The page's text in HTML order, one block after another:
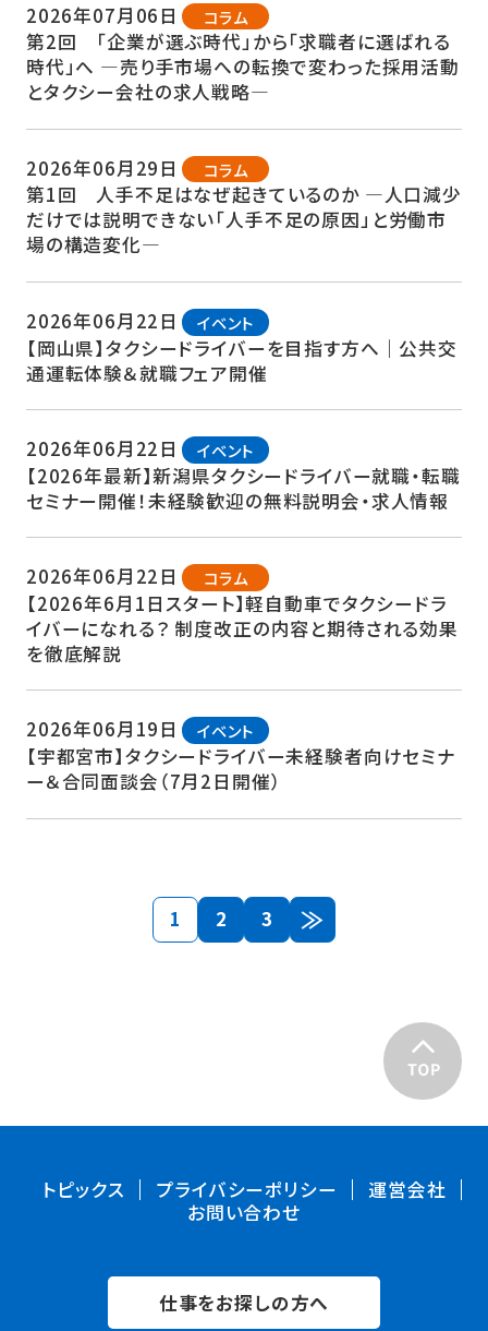
2026年07月06日 コラム
第2回 「企業が選ぶ時代」から「求職者に選ばれる
時代」へ ―売り手市場への転換で変わった採用活動
とタクシー会社の求人戦略―
2026年06月29日 コラム
第1回 人手不足はなぜ起きているのか ―人口減少
だけでは説明できない「人手不足の原因」と労働市
場の構造変化―
2026年06月22日 イベント
【岡山県】タクシードライバーを目指す方へ｜公共交
通運転体験＆就職フェア開催
2026年06月22日 イベント
【2026年最新】新潟県タクシードライバー就職・転職
セミナー開催！未経験歓迎の無料説明会・求人情報
2026年06月22日 コラム
【2026年6月1日スタート】軽自動車でタクシードラ
イバーになれる？ 制度改正の内容と期待される効果
を徹底解説
2026年06月19日 イベント
【宇都宮市】タクシードライバー未経験者向けセミナ
ー＆合同面談会（7月2日開催）
1 2 3
トピックス プライバシーポリシー
運営会社
お問い合わせ
仕事をお探しの方へ